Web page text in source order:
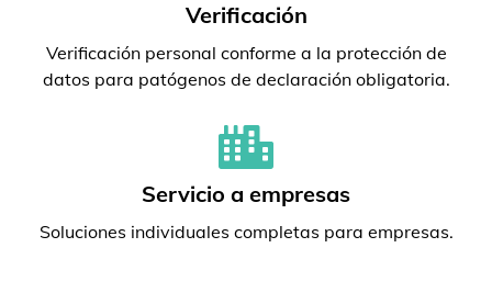
Verificación
Verificación personal conforme a la protección de
datos para patógenos de declaración obligatoria.
Servicio a empresas
Soluciones individuales completas para empresas.